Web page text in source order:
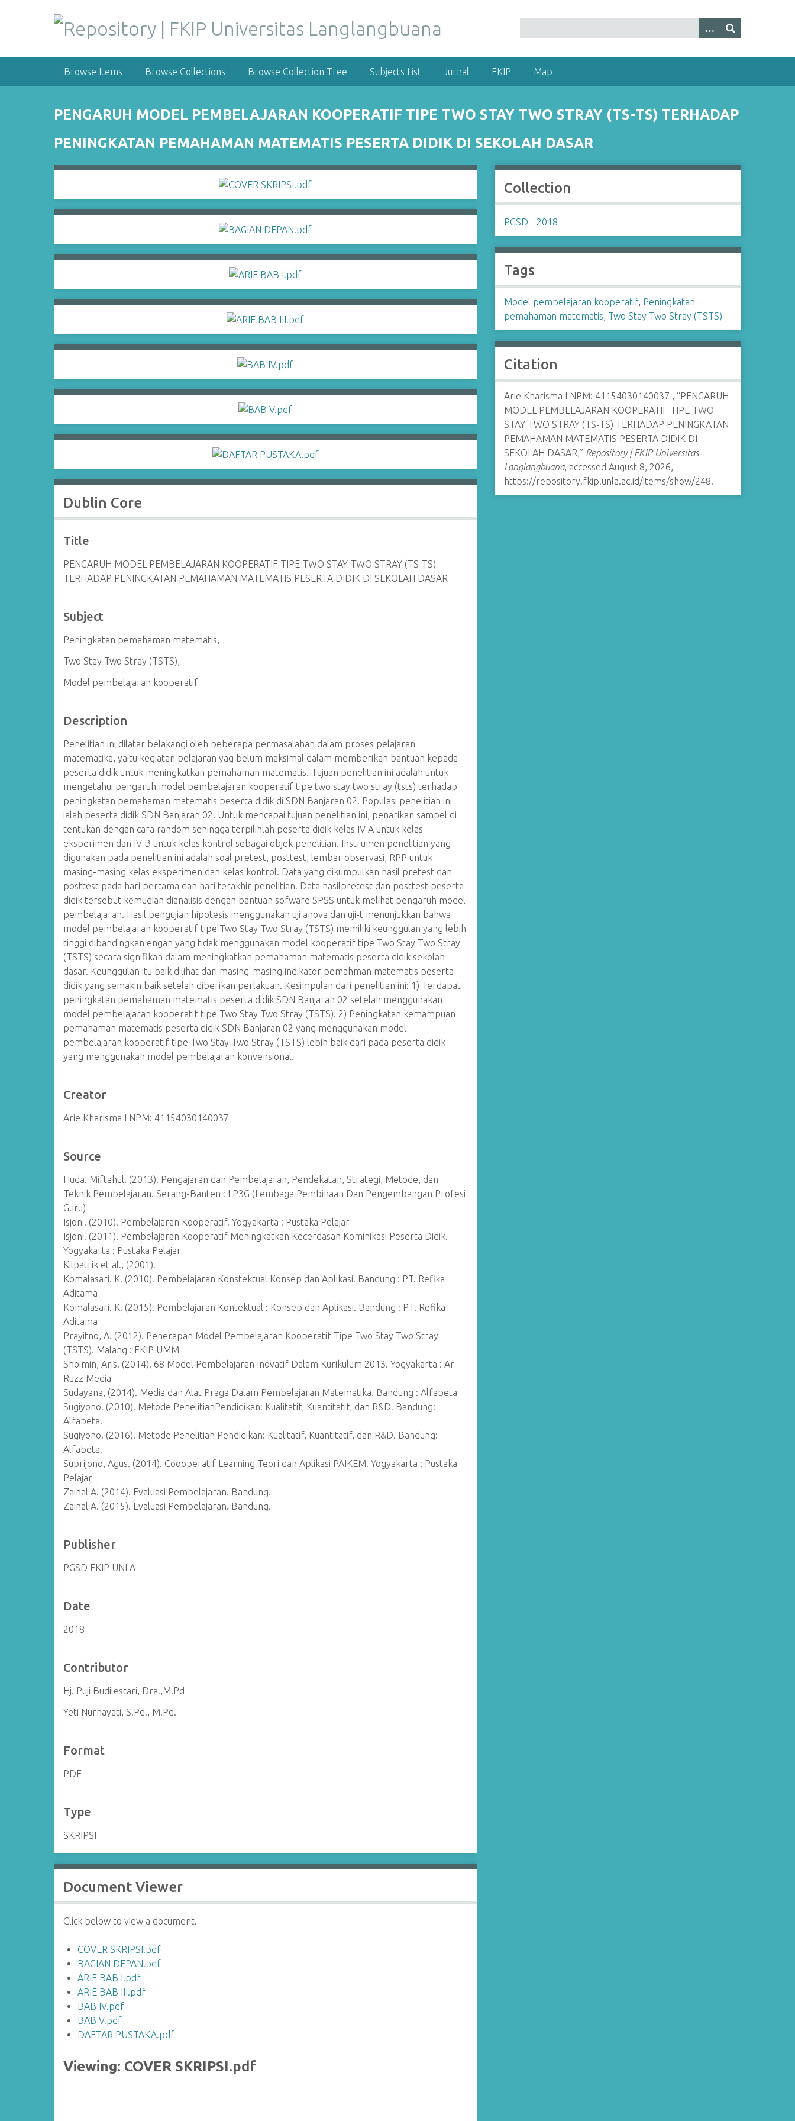
Browse Items Browse Collections Browse Collection Tree Subjects List Jurnal FKIP Map
PENGARUH MODEL PEMBELAJARAN KOOPERATIF TIPE TWO STAY TWO STRAY (TS-TS) TERHADAP
PENINGKATAN PEMAHAMAN MATEMATIS PESERTA DIDIK DI SEKOLAH DASAR
Dublin Core
Title
PENGARUH MODEL PEMBELAJARAN KOOPERATIF TIPE TWO STAY TWO STRAY (TS-TS)
TERHADAP PENINGKATAN PEMAHAMAN MATEMATIS PESERTA DIDIK DI SEKOLAH DASAR
Subject
Peningkatan pemahaman matematis,
Two Stay Two Stray (TSTS),
Model pembelajaran kooperatif
Description
Penelitian ini dilatar belakangi oleh beberapa permasalahan dalam proses pelajaran
matematika, yaitu kegiatan pelajaran yag belum maksimal dalam memberikan bantuan kepada
peserta didik untuk meningkatkan pemahaman matematis. Tujuan penelitian ini adalah untuk
mengetahui pengaruh model pembelajaran kooperatif tipe two stay two stray (tsts) terhadap
peningkatan pemahaman matematis peserta didik di SDN Banjaran 02. Populasi penelitian ini
ialah peserta didik SDN Banjaran 02. Untuk mencapai tujuan penelitian ini, penarikan sampel di
tentukan dengan cara random sehingga terpilihlah peserta didik kelas IV A untuk kelas
eksperimen dan IV B untuk kelas kontrol sebagai objek penelitian. Instrumen penelitian yang
digunakan pada penelitian ini adalah soal pretest, posttest, lembar observasi, RPP untuk
masing-masing kelas eksperimen dan kelas kontrol. Data yang dikumpulkan hasil pretest dan
posttest pada hari pertama dan hari terakhir penelitian. Data hasilpretest dan posttest peserta
didik tersebut kemudian dianalisis dengan bantuan sofware SPSS untuk melihat pengaruh model
pembelajaran. Hasil pengujian hipotesis menggunakan uji anova dan uji-t menunjukkan bahwa
model pembelajaran kooperatif tipe Two Stay Two Stray (TSTS) memiliki keunggulan yang lebih
tinggi dibandingkan engan yang tidak menggunakan model kooperatif tipe Two Stay Two Stray
(TSTS) secara signifikan dalam meningkatkan pemahaman matematis peserta didik sekolah
dasar. Keunggulan itu baik dilihat dari masing-masing indikator pemahman matematis peserta
didik yang semakin baik setelah diberikan perlakuan. Kesimpulan dari penelitian ini: 1) Terdapat
peningkatan pemahaman matematis peserta didik SDN Banjaran 02 setelah menggunakan
model pembelajaran kooperatif tipe Two Stay Two Stray (TSTS). 2) Peningkatan kemampuan
pemahaman matematis peserta didik SDN Banjaran 02 yang menggunakan model
pembelajaran kooperatif tipe Two Stay Two Stray (TSTS) lebih baik dari pada peserta didik
yang menggunakan model pembelajaran konvensional.
Creator
Arie Kharisma I NPM: 41154030140037
Source
Huda. Miftahul. (2013). Pengajaran dan Pembelajaran, Pendekatan, Strategi, Metode, dan
Teknik Pembelajaran. Serang-Banten : LP3G (Lembaga Pembinaan Dan Pengembangan Profesi
Guru)
Isjoni. (2010). Pembelajaran Kooperatif. Yogyakarta : Pustaka Pelajar
Isjoni. (2011). Pembelajaran Kooperatif Meningkatkan Kecerdasan Kominikasi Peserta Didik.
Yogyakarta : Pustaka Pelajar
Kilpatrik et al., (2001).
Komalasari. K. (2010). Pembelajaran Konstektual Konsep dan Aplikasi. Bandung : PT. Refika
Aditama
Komalasari. K. (2015). Pembelajaran Kontektual : Konsep dan Aplikasi. Bandung : PT. Refika
Aditama
Prayitno, A. (2012). Penerapan Model Pembelajaran Kooperatif Tipe Two Stay Two Stray
(TSTS). Malang : FKIP UMM
Shoimin, Aris. (2014). 68 Model Pembelajaran Inovatif Dalam Kurikulum 2013. Yogyakarta : Ar-
Ruzz Media
Sudayana, (2014). Media dan Alat Praga Dalam Pembelajaran Matematika. Bandung : Alfabeta
Sugiyono. (2010). Metode PenelitianPendidikan: Kualitatif, Kuantitatif, dan R&D. Bandung:
Alfabeta.
Sugiyono. (2016). Metode Penelitian Pendidikan: Kualitatif, Kuantitatif, dan R&D. Bandung:
Alfabeta.
Suprijono, Agus. (2014). Coooperatif Learning Teori dan Aplikasi PAIKEM. Yogyakarta : Pustaka
Pelajar
Zainal A. (2014). Evaluasi Pembelajaran. Bandung.
Zainal A. (2015). Evaluasi Pembelajaran. Bandung.
Publisher
PGSD FKIP UNLA
Date
2018
Contributor
Hj. Puji Budilestari, Dra.,M.Pd
Yeti Nurhayati, S.Pd., M.Pd.
Format
PDF
Type
SKRIPSI
Document Viewer
Click below to view a document.
COVER SKRIPSI.pdf
BAGIAN DEPAN.pdf
ARIE BAB I.pdf
ARIE BAB III.pdf
BAB IV.pdf
BAB V.pdf
DAFTAR PUSTAKA.pdf
Viewing: COVER SKRIPSI.pdf
Collection
PGSD - 2018
Tags
Model pembelajaran kooperatif, Peningkatan
pemahaman matematis, Two Stay Two Stray (TSTS)
Citation
Arie Kharisma I NPM: 41154030140037 , “PENGARUH
MODEL PEMBELAJARAN KOOPERATIF TIPE TWO
STAY TWO STRAY (TS-TS) TERHADAP PENINGKATAN
PEMAHAMAN MATEMATIS PESERTA DIDIK DI
SEKOLAH DASAR,” Repository | FKIP Universitas
Langlangbuana, accessed August 8, 2026,
https://repository.fkip.unla.ac.id/items/show/248.